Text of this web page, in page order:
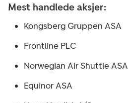
Mest handlede aksjer:
Kongsberg Gruppen ASA
Frontline PLC
Norwegian Air Shuttle ASA
Equinor ASA